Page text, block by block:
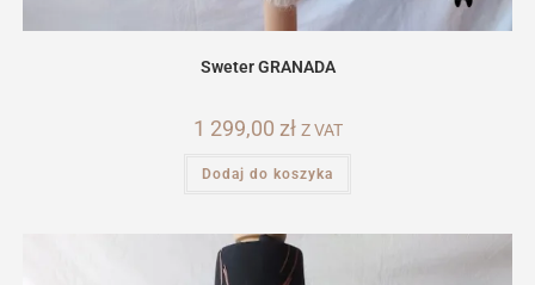
Sweter GRANADA
1 299,00 zł Z VAT
Dodaj do koszyka